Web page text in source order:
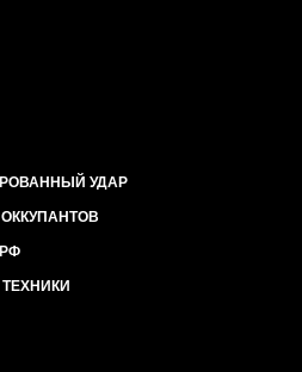
УДАР